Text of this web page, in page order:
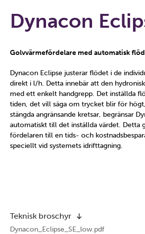
Dynacon
Golvvärmefördelare med automatisk
Dynacon Eclipse justerar flödet i de
direkt i l/h. Detta innebär att den
med ett enkelt handgrepp. Det inställda
tiden, det vill säga om trycket blir för
stängda angränsande kretsar, begränsar
automatiskt till det inställda värdet. Detta
fördelaren till en tids- och
speciellt vid systemets idrifttagning.
Teknisk broschyr
Dynacon_Eclipse_SE_low.pdf